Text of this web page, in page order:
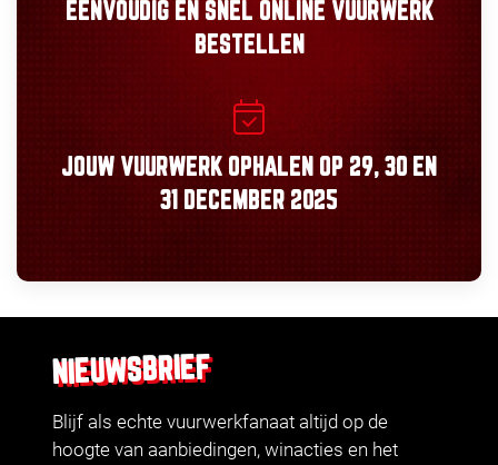
EENVOUDIGEN SNEL ONLINE VUURWERK
BESTELLEN
JOUW VUURWERK OPHALEN OP 29, 30 EN
31 DECEMBER 2025
NIEUWSBRIEF
Blijf als echte vuurwerkfanaat altijd op de
hoogte van aanbiedingen, winacties en het